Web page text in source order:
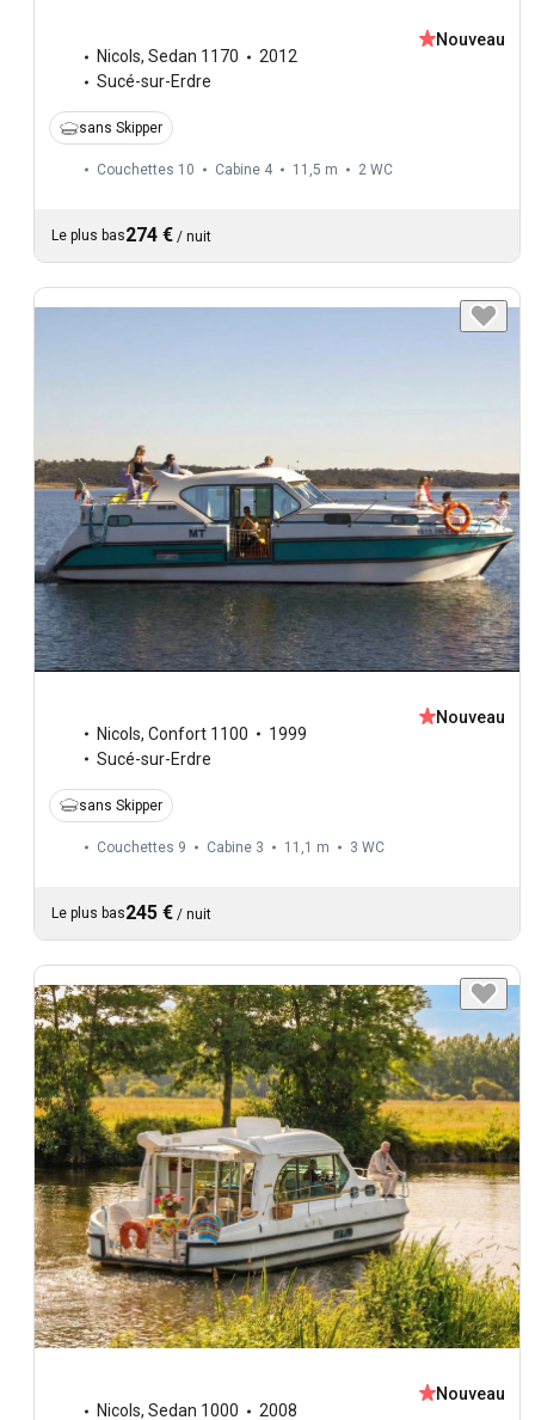
Nicols, Sedan 1170
2012
Sucé-sur-Erdre
Nouveau
sans Skipper
Couchettes 10 Cabine 4 11,5 m 2 WC
Le plus bas274 € / nuit
Nicols, Confort 1100
1999
Sucé-sur-Erdre
Nouveau
sans Skipper
Couchettes 9 Cabine 3 11,1 m 3 WC
Le plus bas245 € / nuit
Nicols, Sedan 1000 2008
Nouveau